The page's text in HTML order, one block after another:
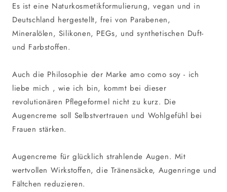
Es ist eine Naturkosmetikformulierung, vegan und in
Deutschland hergestellt, frei von Parabenen,
Mineralölen, Silikonen, PEGs, und synthetischen Duft-
und Farbstoffen.
Auch die Philosophie der Marke amo como soy - ich
liebe mich , wie ich bin, kommt bei dieser
revolutionären Pflegeformel nicht zu kurz. Die
Augencreme soll Selbstvertrauen und Wohlgefühl bei
Frauen stärken.
Augencreme für glücklich strahlende Augen. Mit
wertvollen Wirkstoffen, die Tränensäcke, Augenringe und
Fältchen reduzieren.